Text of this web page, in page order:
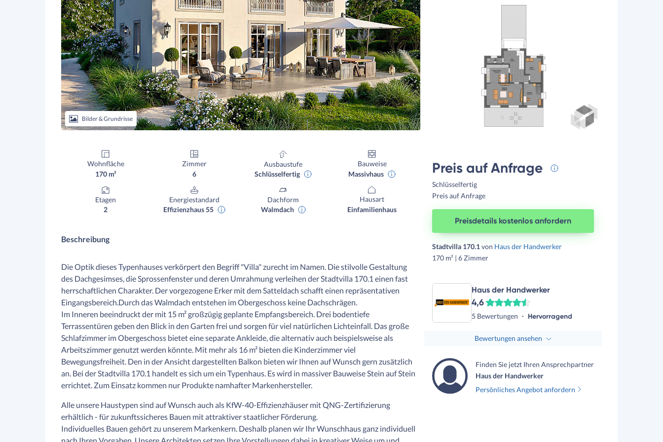
Bilder & Grundrisse
Wohnfläche
170 m²
Zimmer
6
Ausbaustufe
Schlüsselfertig
Bauweise
Massivhaus
Etagen
2
Energiestandard
Effizienzhaus 55
Dachform
Walmdach
Hausart
Einfamilienhaus
Beschreibung
Die Optik dieses Typenhauses verkörpert den Begriff "Villa" zurecht im Namen. Die stilvolle Gestaltung
des Dachgesimses, die Sprossenfenster und deren Umrahmung verleihen der Stadtvilla 170.1 einen fast
herrschaftlichen Charakter. Der vorgezogene Erker mit dem Satteldach schafft einen repräsentativen
Eingangsbereich.Durch das Walmdach entstehen im Obergeschoss keine Dachschrägen.
Im Inneren beeindruckt der mit 15 m² großzügig geplante Empfangsbereich. Drei bodentiefe
Terrassentüren geben den Blick in den Garten frei und sorgen für viel natürlichen Lichteinfall. Das große
Schlafzimmer im Obergeschoss bietet eine separate Ankleide, die alternativ auch beispielsweise als
Arbeitszimmer genutzt werden könnte. Mit mehr als 16 m² bieten die Kinderzimmer viel
Bewegungsfreiheit. Den in der Ansicht dargestellten Balkon bieten wir Ihnen auf Wunsch gern zusätzlich
an. Bei der Stadtvilla 170.1 handelt es sich um ein Typenhaus. Es wird in massiver Bauweise Stein auf Stein
errichtet. Zum Einsatz kommen nur Produkte namhafter Markenhersteller.
Alle unsere Haustypen sind auf Wunsch auch als KfW-40-Effizienzhäuser mit QNG-Zertifizierung
erhältlich - für zukunftssicheres Bauen mit attraktiver staatlicher Förderung.
Individuelles Bauen gehört zu unserem Markenkern. Deshalb planen wir Ihr Wunschhaus ganz individuell
Preis auf Anfrage
Schlüsselfertig
Preis auf Anfrage
Preisdetails kostenlos anfordern
Stadtvilla 170.1von Haus der Handwerker
170 m² | 6 Zimmer
Haus der Handwerker
4,6
5 Bewertungen Hervorragend
Bewertungen ansehen
Finden Sie jetzt Ihren Ansprechpartner
Haus der Handwerker
Persönliches Angebot anfordern